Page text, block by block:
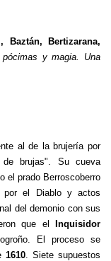
Baztán, Bertizarana,
pócimas y magia. Una
al de la brujería por
brujas". Su cueva
el prado Berroscoberro
por el Diablo y actos
del demonio con sus
que el
Inquisidor
El proceso se
1610. Siete supuestos